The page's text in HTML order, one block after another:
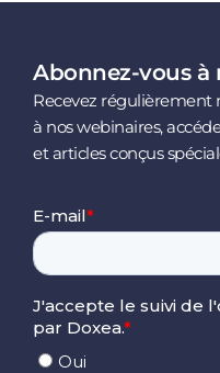
Abonnez-vous à
Recevez régulièrement
à nos webinaires,
et articles conçus